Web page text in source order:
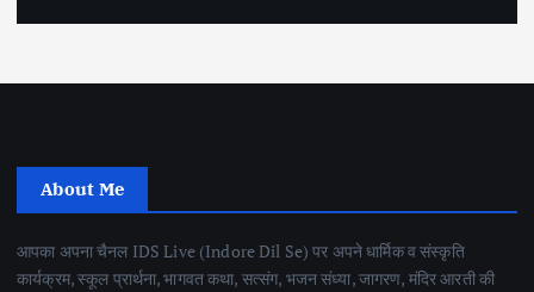
About Me
आपका अपना चैनल IDS Live (Indore Dil Se) पर अपने धार्मिक व संस्कृति
कार्यक्रम, स्कूल प्रार्थना, भागवत कथा, सत्संग, भजन संध्या, जागरण, मंदिर आरती की